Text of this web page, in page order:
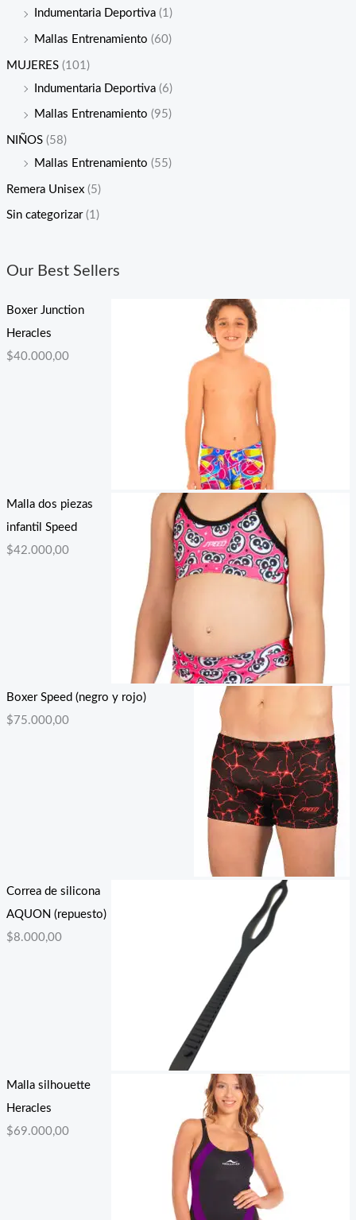
Indumentaria Deportiva (1)
Mallas Entrenamiento (60)
MUJERES (101)
Indumentaria Deportiva (6)
Mallas Entrenamiento (95)
NIÑOS (58)
Mallas Entrenamiento (55)
Remera Unisex (5)
Sin categorizar (1)
Our Best Sellers
Boxer Junction
Heracles
$40.000,00
Malla dos piezas
infantil Speed
$42.000,00
Boxer Speed (negro y rojo)
$ 75.000,00
Correa de silicona
AQUON (repuesto)
$8.000,00
Malla silhouette
Heracles
$69.000,00